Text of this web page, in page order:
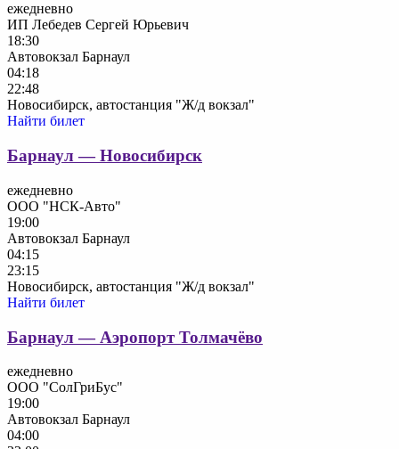
ежедневно
ИП Лебедев Сергей Юрьевич
18:30
Автовокзал Барнаул
04:18
22:48
Новосибирск, автостанция "Ж/д вокзал"
Найти билет
Барнаул — Новосибирск
ежедневно
ООО "НСК-Авто"
19:00
Автовокзал Барнаул
04:15
23:15
Новосибирск, автостанция "Ж/д вокзал"
Найти билет
Барнаул — Аэропорт Толмачёво
ежедневно
ООО "СолГриБус"
19:00
Автовокзал Барнаул
04:00